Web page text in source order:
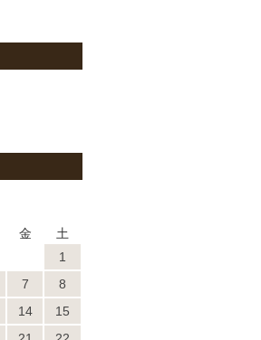
金
土
1
7
8
14
15